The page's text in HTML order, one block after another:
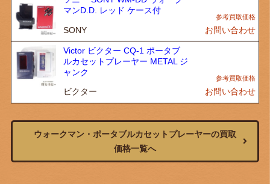
マンD.D. レッド ケース付
SONY お問い合わせ
Victor ビクター CQ-1 ポータブ
ルカセットプレーヤー METAL ジ
ャンク
ビクター お問い合わせ
ウォークマン・ポータブルカセットプレーヤーの買取
価格一覧へ